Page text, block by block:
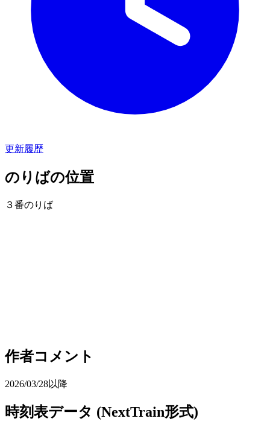
更新履歴
のりばの位置
３番のりば
作者コメント
2026/03/28以降
時刻表データ (NextTrain形式)